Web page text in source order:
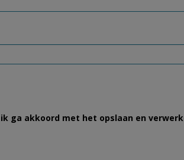
ik ga akkoord met het opslaan en